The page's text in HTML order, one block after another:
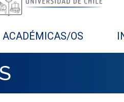
ACADÉMICAS/OS